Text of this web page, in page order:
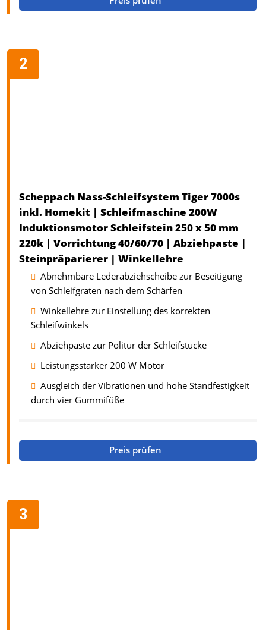
Scheppach Nass-Schleifsystem Tiger 7000s
inkl. Homekit | Schleifmaschine 200W
Induktionsmotor Schleifstein 250 x 50 mm
220k | Vorrichtung 40/60/70 | Abziehpaste |
Steinpräparierer | Winkellehre
Abnehmbare Lederabziehscheibe zur Beseitigung
von Schleifgraten nach dem Schärfen
Winkellehre zur Einstellung des korrekten
Schleifwinkels
Abziehpaste zur Politur der Schleifstücke
Leistungsstarker 200 W Motor
Ausgleich der Vibrationen und hohe Standfestigkeit
durch vier Gummifüße
Preis prüfen